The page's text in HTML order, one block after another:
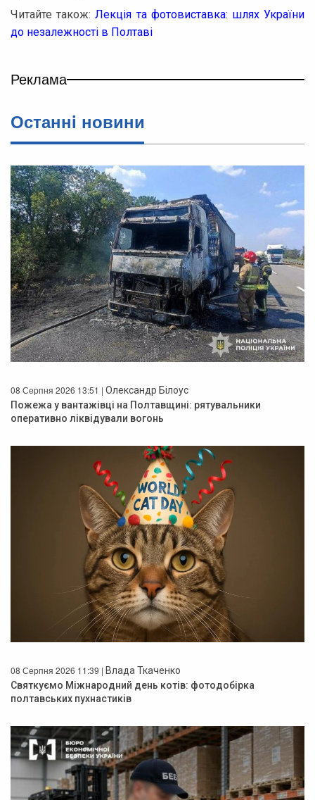
Читайте також:Лекція та фотовиставка: шлях України
до незалежності в Полтаві
Реклама
Останнi новини
08 Серпня 2026 13:51 | Олександр Білоус
Пожежа у вантажівці на Полтавщині: рятувальники
оперативно ліквідували вогонь
08 Серпня 2026 11:39 | Влада Ткаченко
Святкуємо Міжнародний день котів: фотодобірка
полтавських пухнастиків